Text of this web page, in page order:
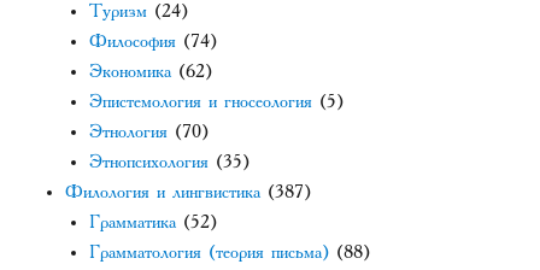
Туризм (24)
Философия (74)
Экономика (62)
Эпистемология и гносеология (5)
Этнология (70)
Этнопсихология (35)
Филология и лингвистика (387)
Грамматика (52)
Грамматология (теория письма) (88)